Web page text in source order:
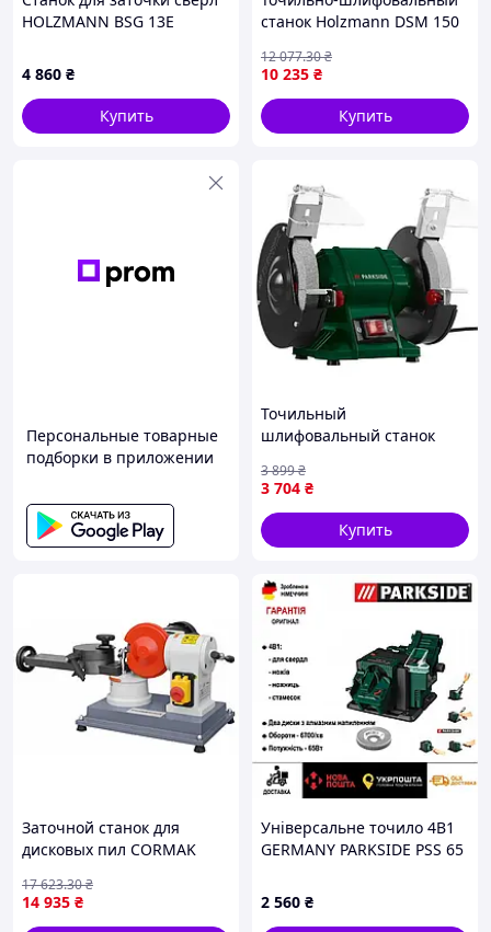
HOLZMANN BSG 13E
4 860 ₴
Купить
станок Holzmann DSM 150
10 235 ₴
12 077.30₴
Купить
Персональные товарные
подборки в приложении
Точильный
шлифовальный станок
200Вт | Настольный
станок для заточки ( PDOS
200 C2_VV)
3 704 ₴
3 899₴
Купить
Заточной станок для
дисковых пил CORMAK
14 935 ₴
17 623.30₴
Універсальне точило 4В1
GERMANY PARKSIDE PSS 65
2 560 ₴